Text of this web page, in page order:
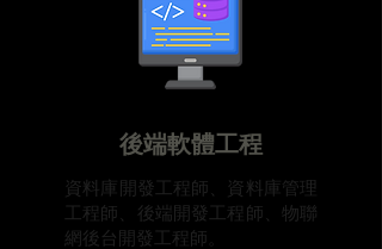
​後端軟體工程
​資料庫開發工程師、資料庫管理
工程師、後端開發工程師、物聯
網後台開發工程師。